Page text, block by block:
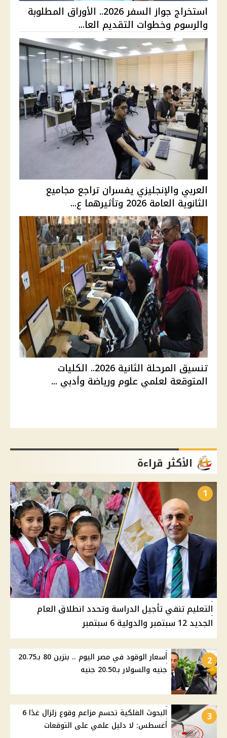
استخراج جواز السفر 2026.. الأوراق المطلوبة
والرسوم وخطوات التقديم العا...
العربي والإنجليزي يفسران تراجع مجاميع
الثانوية العامة 2026 وتأثيرهما ع...
تنسيق المرحلة الثانية 2026.. الكليات
المتوقعة لعلمي علوم ورياضة وأدبي ...
الأكثر قراءة
1
التعليم تنفي تأجيل الدراسة وتحدد انطلاق العام
الجديد 12 سبتمبر والدولية 6 سبتمبر
2
أسعار الوقود في مصر اليوم .. بنزين 80 بـ20.75
جنيه والسولار بـ20.50 جنيه
3
البحوث الفلكية تحسم مزاعم وقوع زلزال غدًا 6
أغسطس: لا دليل علمي على التوقعات